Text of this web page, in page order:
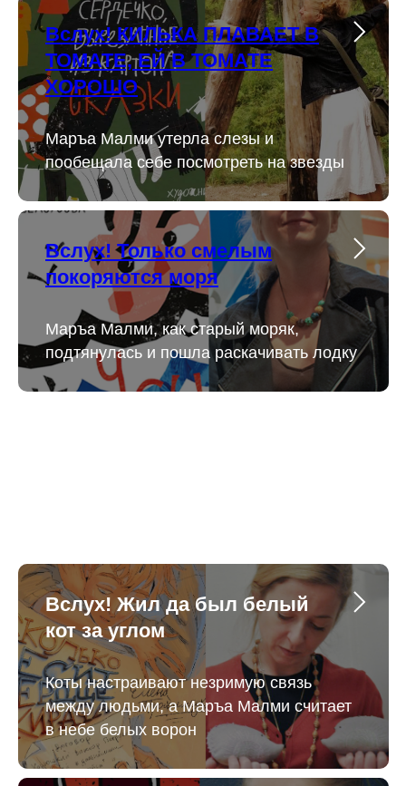
Вслух! КИЛЬКА ПЛАВАЕТ В
ТОМАТЕ, ЕЙ В ТОМАТЕ
ХОРОШО
Маръа Малми утерла слезы и
пообещала себе посмотреть на звезды
Вслух! Только смелым
покоряются моря
Маръа Малми, как старый моряк,
подтянулась и пошла раскачивать лодку
Вслух! Жил да был белый
кот за углом
Коты настраивают незримую связь
между людьми, а Маръа Малми считает
в небе белых ворон